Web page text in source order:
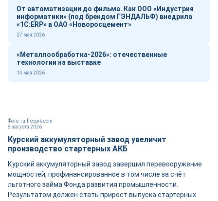
От автоматизации до фильма. Как ООО «Индустрия
информатики» (под брендом ГЭНДАЛЬФ) внедрила
«1С:ERP» в ОАО «Новоросцемент»
27 мая 2026
«Металлообработка-2026»: отечественные
технологии на выставке
14 мая 2026
8 августа 2026
Фото: ru.freepik.com
Курский аккумуляторный завод увеличит
производство стартерных АКБ
Курский аккумуляторный завод завершил перевооружение
мощностей, профинансированное в том числе за счёт
льготного займа Фонда развития промышленности.
Результатом должен стать прирост выпуска стартерных